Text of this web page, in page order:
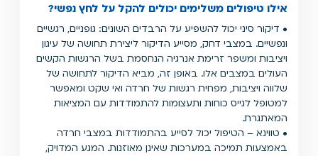
אילו טיפולים משלימים יכולים להקל על לחץ נפשי?
• דיקור סיני יכול להשפיע על הרבדים השונים: גופניים, רגשיים
ונפשיים. במצבי דחק, מסייע הדיקור ליצירת תחושה של עיגון
ויציבות ומשפר זרימת אנרגיה הנחסמת בשל הרגשות הקשים
העולים במצבים אלו. באופן זה, מביא הדיקור לתחושה של
שלווה ויציבות, מפחית רגשות של חרדה ואי שקט ומאפשר
למטופל לגייס כוחות ותעצומות להתמודדות עם המציאות
המאתגרת.
• טווינא – הטיפול יכול לסייע בהתמודדות במצבי חרדה
באמצעות תמיכה במערכות שאינן מאוזנות. המגע המדויק,